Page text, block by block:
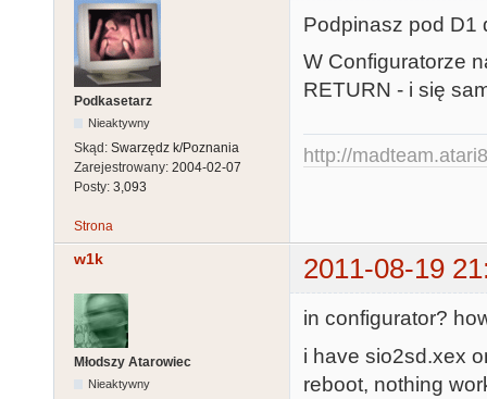
Podkasetarz
Nieaktywny
Skąd: Swarzędz k/Poznania
Zarejestrowany: 2004-02-07
Posty: 3,093
Podpinasz pod D1
W Configuratorze
RETURN - i się
http://
Strona
w1k 2011-08-19
Młodszy Atarowiec
Nieaktywny
in configurator?
i have sio2sd.xex
reboot, nothing